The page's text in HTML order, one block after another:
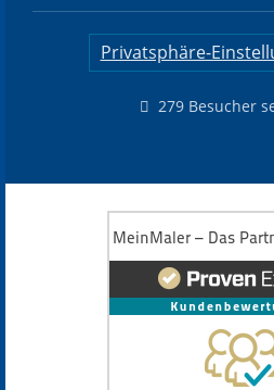
Privatsphäre-
279 Besucher